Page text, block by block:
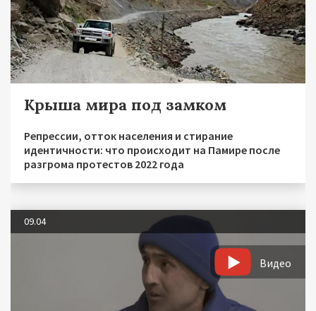
Крыша мира под замком
Репрессии, отток населения и стирание
идентичности: что происходит на Памире после
разгрома протестов 2022 года
09.04
Видео